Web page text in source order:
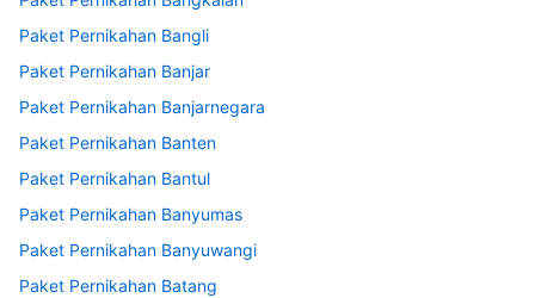
Paket Pernikahan Bangli
Paket Pernikahan Banjar
Paket Pernikahan Banjarnegara
Paket Pernikahan Banten
Paket Pernikahan Bantul
Paket Pernikahan Banyumas
Paket Pernikahan Banyuwangi
Paket Pernikahan Batang